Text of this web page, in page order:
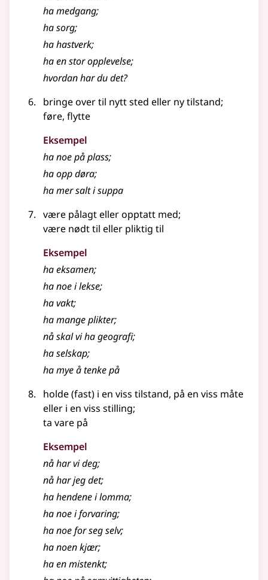
ha medgang;
ha sorg;
ha hastverk;
ha en stor opplevelse;
hvordan har du det?
bringe over til nytt sted eller ny tilstand;
føre, flytte
Eksempel
ha noe på plass;
ha opp døra;
ha mer salt i suppa
være pålagt eller opptatt med;
være nødt til eller pliktig til
Eksempel
ha eksamen;
ha noe i lekse;
ha vakt;
ha mange plikter;
nå skal vi ha geografi;
ha selskap;
ha mye å tenke på
holde (fast) i en viss tilstand, på en viss måte
eller i en viss stilling;
ta vare på
Eksempel
nå har vi deg;
nå har jeg det;
ha hendene i lomma;
ha noe i forvaring;
ha noe for seg selv;
ha noen kjær;
ha en mistenkt;